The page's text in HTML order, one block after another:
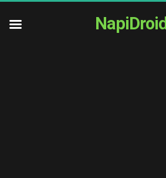
NapiDroid